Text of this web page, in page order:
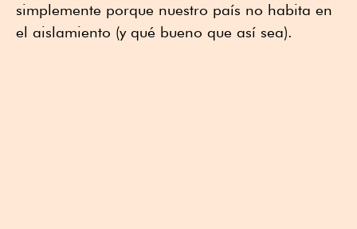
simplemente porque nuestro país no habita en
el aislamiento (y qué bueno que así sea).